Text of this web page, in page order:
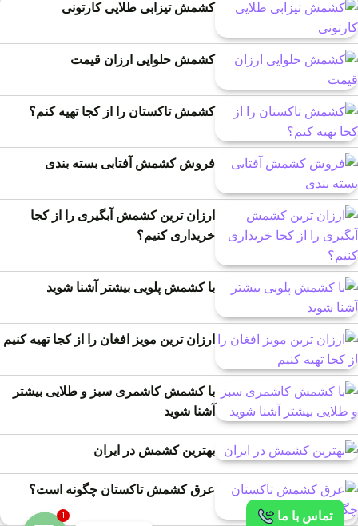
کشمش تیزابی طلایی کارتونی
کشمش حلوایی ارزان قیمت
کشمش تاکستان را از کجا تهیه کنم؟
فروش کشمش آفتابی بسته بندی
ارزان ترین کشمش آبگیری را از کجا
خریداری کنیم؟
با کشمش پلویی بیشتر آشنا شوید
ارزان ترین مویز افغان را از کجا تهیه کنیم
با کشمش کاشمری سبز و طلایی بیشتر
آشنا شوید
بهترین کشمش در ایران
عرق کشمش تاکستان چگونه است؟
تماس با ما
1